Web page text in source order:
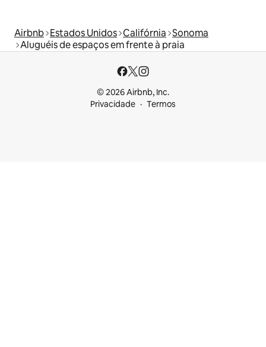
Airbnb Estados Unidos Califórnia Sonoma
Aluguéis de espaços em frente à praia
© 2026 Airbnb, Inc.
Privacidade
Termos